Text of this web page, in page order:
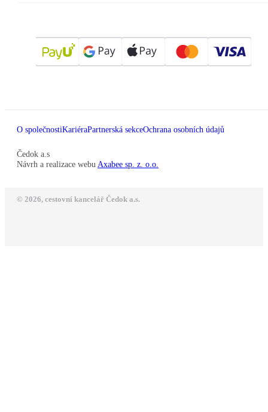
O společnostiKariéraPartnerská sekceOchrana osobních údajů
Čedok a.s
Návrh a realizace webu Axabee sp. z. o.o.
© 2026, cestovní kancelář Čedok a.s.